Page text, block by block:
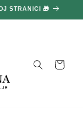
STRANICI 🎁
Košara